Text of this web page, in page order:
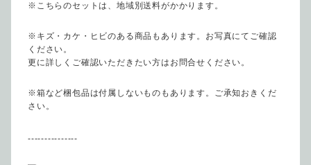
※こちらのセットは、地域別送料がかかります。
※キズ・カケ・ヒビのある商品もあります。お写真にてご確認
ください。
更に詳しくご確認いただきたい方はお問合せください。
※箱など梱包品は付属しないものもあります。ご承知おきくだ
さい。
---------------